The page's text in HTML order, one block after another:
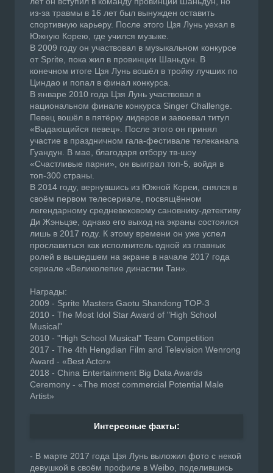
из-за травмы в 16 лет был вынужден оставить
спортивную карьеру. После этого Цзя Лунь уехал в
Южную Корею, где учился музыке.
В 2009 году он участвовал в музыкальном конкурсе
от Sprite, пока жил в провинции Шаньдун. В
конечном итоге Цзя Лунь вошёл в тройку лучших по
Циндао и попал в финал конкурса.
В январе 2010 года Цзя Лунь участвовал в
национальном финале конкурса Singer Challenge.
Певец вошёл в пятёрку лидеров и завоевал титул
«Выдающийся певец». После этого он принял
участие в праздничном гала-фестивале телеканала
Гуандун. В мае, благодаря отбору тв-шоу
«Счастливые парни», он выиграл топ-5, войдя в
топ-300 страны.
В 2014 году, вернувшись из Южной Кореи, снялся в
своём первом телесериале, посвящённом
легендарному средневековому сановнику-детективу
Ди Жэньцзе, однако его выход на экраны состоялся
лишь в 2017 году. К этому времени он уже успел
прославиться как исполнитель одной из главных
ролей в вышедшем на экране в начале 2017 года
сериале «Великолепие династии Тан».
Награды:
2009 - Sprite Masters Gaotu Shandong TOP-3
2010 - The Most Idol Star Award of "High School
Musical"
2010 - "High School Musical" Team Competition
2017 - The 4th Hengdian Film and Television Wenrong
Award - «Best Actor»
2018 - China Entertainment Big Data Awards
Ceremony - «The most commercial Potential Male
Artist»
Интересные факты:
- В марте 2017 года Цзя Лунь выложил фото с некой
девушкой в своём профиле в Weibo, поделившись